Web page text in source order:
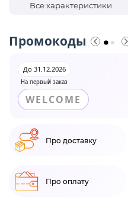
Все характеристики
Промокоды
На первый заказ
До 31.12.2026
WELCOME
Про доставку
Про оплату